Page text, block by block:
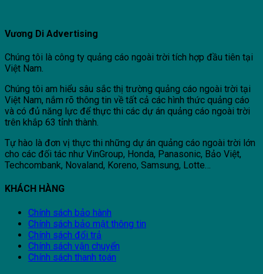
Vương Di Advertising
Chúng tôi là công ty quảng cáo ngoài trời tích hợp đầu tiên tại
Việt Nam.
Chúng tôi am hiểu sâu sắc thị trường quảng cáo ngoài trời tại
Việt Nam, nắm rõ thông tin về tất cả các hình thức quảng cáo
và có đủ năng lực để thực thi các dự án quảng cáo ngoài trời
trên khắp 63 tỉnh thành.
Tự hào là đơn vị thực thi những dự án quảng cáo ngoài trời lớn
cho các đối tác như VinGroup, Honda, Panasonic, Bảo Việt,
Techcombank, Novaland, Koreno, Samsung, Lotte…
KHÁCH HÀNG
Chính sách bảo hành
Chính sách bảo mật thông tin
Chính sách đổi trả
Chính sách vận chuyển
Chính sách thanh toán